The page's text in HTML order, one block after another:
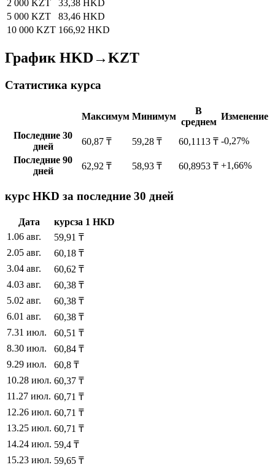
2 000 KZT
33,38 HKD
5 000 KZT
83,46 HKD
10 000 KZT 166,92 HKD
График HKD→KZT
Статистика курса
Максимум Минимум
В
среднем
Изменение
Последние 30
дней
60,87 ₸ 59,28 ₸ 60,1113 ₸ -0,27%
Последние 90
дней
62,92 ₸ 58,93 ₸ 60,8953 ₸ +1,66%
курс HKD за последние 30 дней
Дата курсза 1 HKD
1 .06 авг. 59,91 ₸
2.05 авг. 60,18 ₸
3.04 авг. 60,62 ₸
4.03 авг. 60,38 ₸
5.02 авг. 60,38 ₸
6.01 авг. 60,38 ₸
7.31 июл. 60,51 ₸
8.30 июл. 60,84 ₸
9.29 июл. 60,8 ₸
10.28 июл. 60,37 ₸
11 .27 июл. 60,71 ₸
12.26 июл. 60,71 ₸
13.25 июл. 60,71 ₸
14.24 июл. 59,4 ₸
15.23 июл. 59,65 ₸